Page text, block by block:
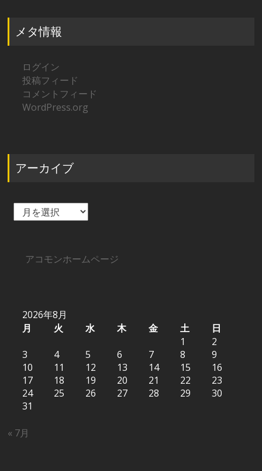
メタ情報
ログイン
投稿フィード
コメントフィード
WordPress.org
アーカイブ
ア
アコモンホームページ
2026年8月
月
火 水 木 金 土
日
1
2
3
4 5 6 7 8
9
10
11 12 13 14 15
16
17
18 19 20 21 22
23
24
25 26 27 28 29
30
31
« 7月